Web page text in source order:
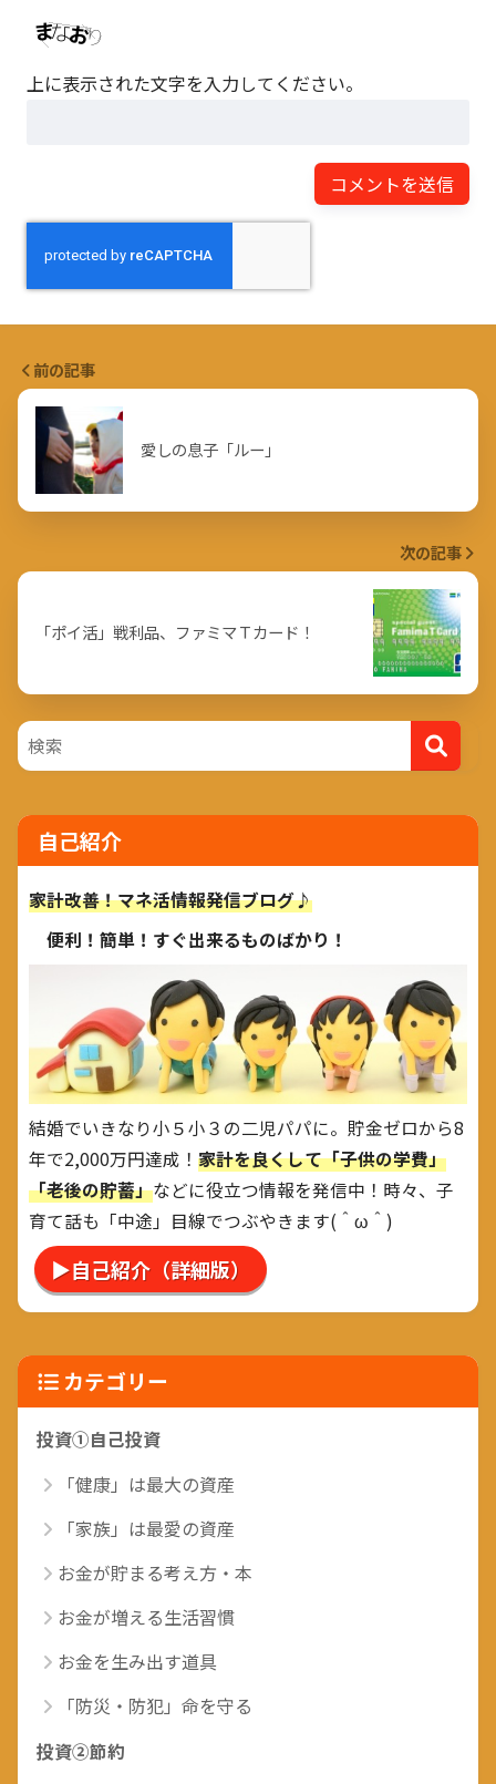
上に表示された文字を入力してください。
前の記事
愛しの息子「ルー」
次の記事
「ポイ活」戦利品、ファミマＴカード！
自己紹介
家計改善！マネ活情報発信ブログ♪
便利！簡単！すぐ出来るものばかり！
結婚でいきなり小５小３の二児パパに。貯金ゼロから8
年で2,000万円達成！ 家計を良くして「子供の学費」
「老後の貯蓄」などに役立つ情報を発信中！時々、子
育て話も「中途」目線でつぶやきます(＾ω＾)
▶自己紹介（詳細版）
カテゴリー
投資①自己投資
「健康」は最大の資産
「家族」は最愛の資産
お金が貯まる考え方・本
お金が増える生活習慣
お金を生み出す道具
「防災・防犯」命を守る
投資②節約